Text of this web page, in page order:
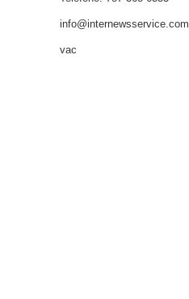
info@internewsservice.com
vac